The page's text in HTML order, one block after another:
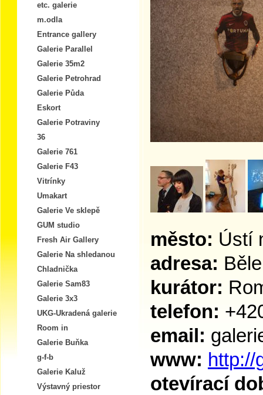
etc. galerie
m.odla
Entrance gallery
Galerie Parallel
Galerie 35m2
Galerie Petrohrad
Galerie Půda
Eskort
Galerie Potraviny
36
Galerie 761
Galerie F43
Vitrínky
Umakart
Galerie Ve sklepě
GUM studio
Fresh Air Gallery
Galerie Na shledanou
Chladnička
Galerie Sam83
Galerie 3x3
UKG-Ukradená galerie
Room in
Galerie Buňka
g-f-b
Galerie Kaluž
Výstavný priestor
město: Ústí
adresa:
kurátor:
telefon:
email:
www: http://
otevírací